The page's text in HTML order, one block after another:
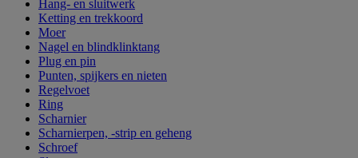
Hang- en sluitwerk
Ketting en trekkoord
Moer
Nagel en blindklinktang
Plug en pin
Punten, spijkers en nieten
Regelvoet
Ring
Scharnier
Scharnierpen, -strip en geheng
Schroef